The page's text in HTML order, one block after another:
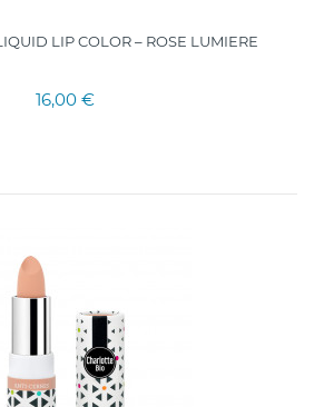
LIP COLOR – ROSE LUMIERE
16,00 €